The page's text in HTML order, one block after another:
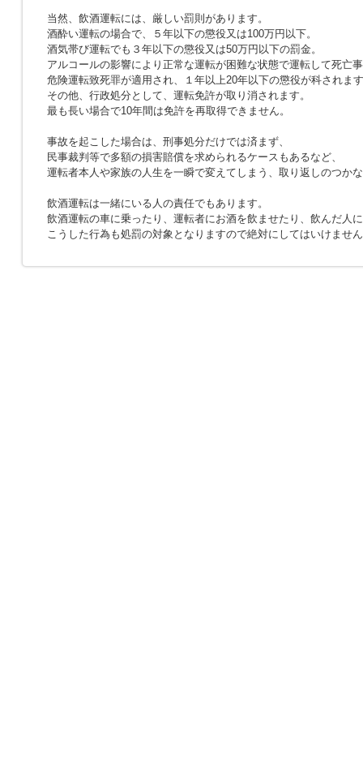
当然、飲酒運転には、厳しい罰則があります。
酒酔い運転の場合で、５年以下の懲役又は100万円以下。
酒気帯び運転でも３年以下の懲役又は50万円以下の罰金。
アルコールの影響により正常な運転が困難な状態で運転して死亡
危険運転致死罪が適用され、１年以上20年以下の懲役が科されま
その他、行政処分として、運転免許が取り消されます。
最も長い場合で10年間は免許を再取得できません。
事故を起こした場合は、刑事処分だけでは済まず、
民事裁判等で多額の損害賠償を求められるケースもあるなど、
運転者本人や家族の人生を一瞬で変えてしまう、取り返しのつか
飲酒運転は一緒にいる人の責任でもあります。
飲酒運転の車に乗ったり、運転者にお酒を飲ませたり、飲んだ人
こうした行為も処罰の対象となりますので絶対にしてはいけませ